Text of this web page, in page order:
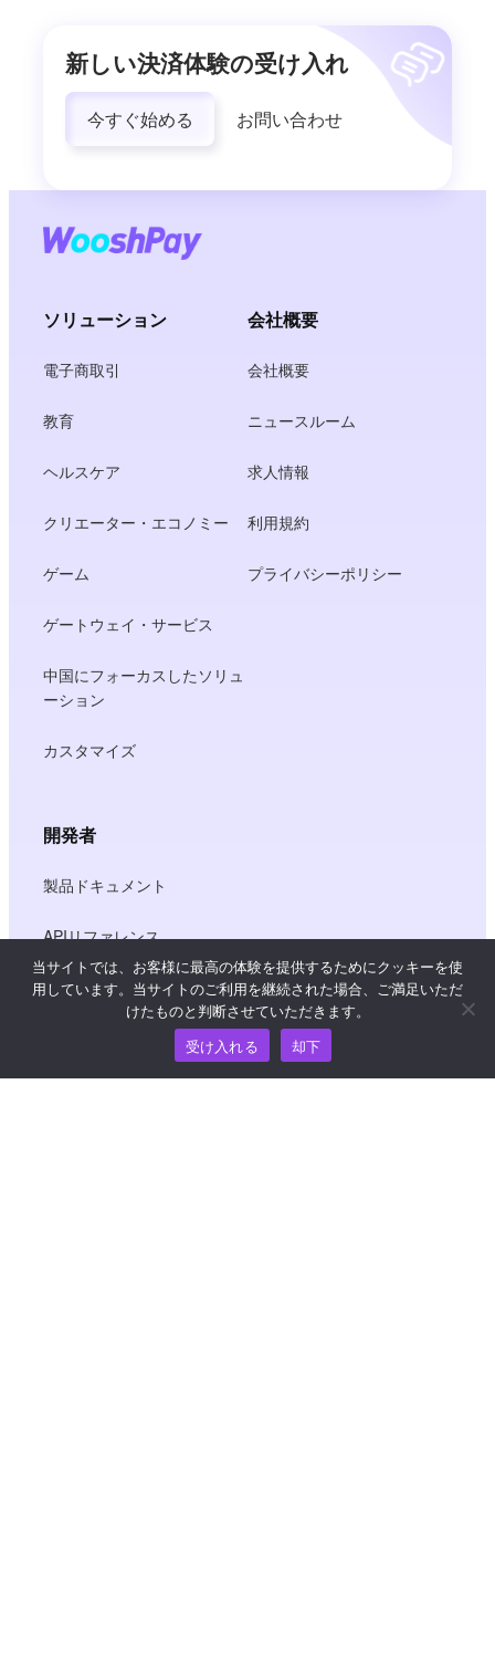
新しい決済体験の受け入れ
今すぐ始める お問い合わせ
ソリューション
電子商取引
教育
ヘルスケア
クリエーター・エコノミー
ゲーム
ゲートウェイ・サービス
中国にフォーカスしたソリュ
ーション
カスタマイズ
会社概要
会社概要
ニュースルーム
求人情報
利用規約
プライバシーポリシー
開発者
製品ドキュメント
APIリファレンス
JS SDKリファレンス
当サイトでは、お客様に最高の体験を提供するためにクッキーを使
用しています。当サイトのご利用を継続された場合、ご満足いただ
けたものと判断させていただきます。
受け入れる
却下